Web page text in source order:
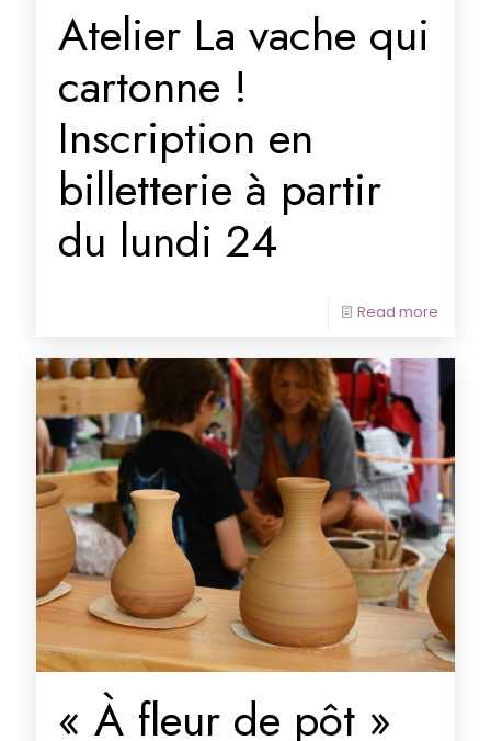
Atelier La vache qui
cartonne !
Inscription en
billetterie à partir
du lundi 24
Read more
« À fleur de pôt »